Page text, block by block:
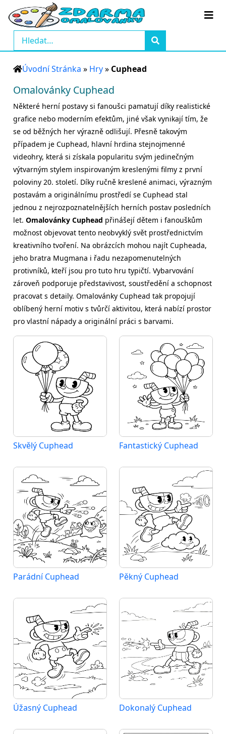
Úvodní Stránka » Hry» Cuphead
Omalovánky Cuphead
Některé herní postavy si fanoušci pamatují díky realistické
grafice nebo moderním efektům, jiné však vynikají tím, že
se od běžných her výrazně odlišují. Přesně takovým
případem je Cuphead, hlavní hrdina stejnojmenné
videohry, která si získala popularitu svým jedinečným
výtvarným stylem inspirovaným kreslenými filmy z první
poloviny 20. století. Díky ručně kreslené animaci, výrazným
postavám a originálnímu prostředí se Cuphead stal
jednou z nejrozpoznatelnějších herních postav posledních
let. Omalovánky Cuphead přinášejí dětem i fanouškům
možnost objevovat tento neobvyklý svět prostřednictvím
kreativního tvoření. Na obrázcích mohou najít Cupheada,
jeho bratra Mugmana i řadu nezapomenutelných
protivníků, kteří jsou pro tuto hru typičtí. Vybarvování
zároveň podporuje představivost, soustředění a schopnost
pracovat s detaily. Omalovánky Cuphead tak propojují
oblíbený herní motiv s tvůrčí aktivitou, která nabízí prostor
pro vlastní nápady a originální práci s barvami.
Skvělý Cuphead Fantastický Cuphead
Parádní Cuphead Pěkný Cuphead
Úžasný Cuphead Dokonalý Cuphead